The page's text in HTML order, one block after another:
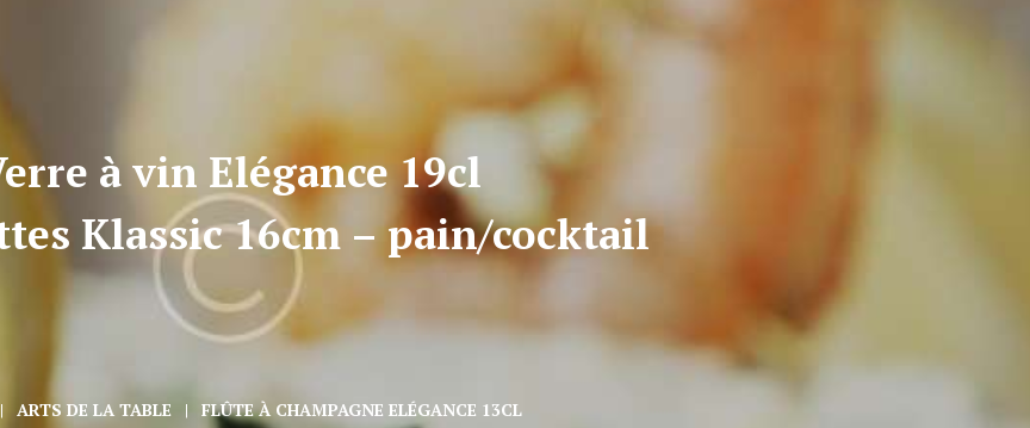
à vin Elégance 19cl
Klassic 16cm – pain/cocktail
ARTS DE LA TABLE FLÛTE À CHAMPAGNE ELÉGANCE 13CL